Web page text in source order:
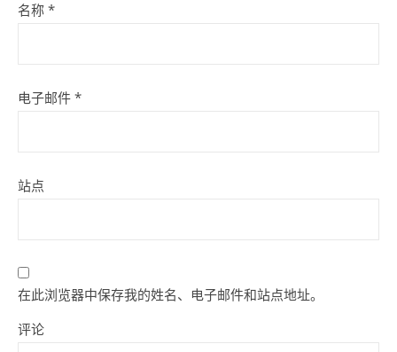
名称 *
电子邮件 *
站点
在此浏览器中保存我的姓名、电子邮件和站点地址。
评论